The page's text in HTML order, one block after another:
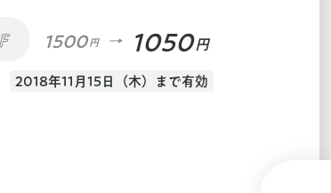
1500 円 1050 円
2018年11月15日（木）まで有効